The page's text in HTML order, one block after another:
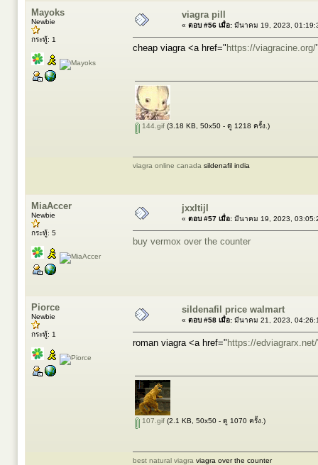
Mayoks
Newbie
กระทู้: 1
viagra pill
« ตอบ #56 เมื่อ: มีนาคม 19, 2023,
cheap viagra <a href=" https://viagracine.org/
144.gif (3.18 KB, 50x50 - ดู 1218 ครั้ง.)
viagra online canada sildenafil india
MiaAccer
Newbie
กระทู้: 5
jxxltijl
« ตอบ #57 เมื่อ: มีนาคม 19, 2023,
buy vermox over the counter
Piorce
Newbie
กระทู้: 1
sildenafil price walmart
« ตอบ #58 เมื่อ: มีนาคม 21, 2023,
roman viagra <a href=" https://edviagrarx.net/
107.gif (2.1 KB, 50x50 - ดู 1070 ครั้ง.)
best natural viagra viagra over the counter